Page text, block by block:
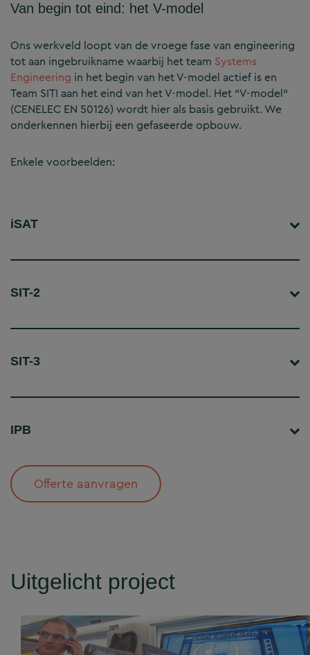
Van begin tot eind: het V-model
Ons werkveld loopt van de vroege fase van engineering
tot aan ingebruikname waarbij het team Systems
Engineering in het begin van het V-model actief is en
Team SITI aan het eind van het V-model. Het “V-model“
(CENELEC EN 50126) wordt hier als basis gebruikt. We
onderkennen hierbij een gefaseerde opbouw.
Enkele voorbeelden:
iSAT
SIT-2
SIT-3
IPB
Offerte aanvragen
Uitgelicht project